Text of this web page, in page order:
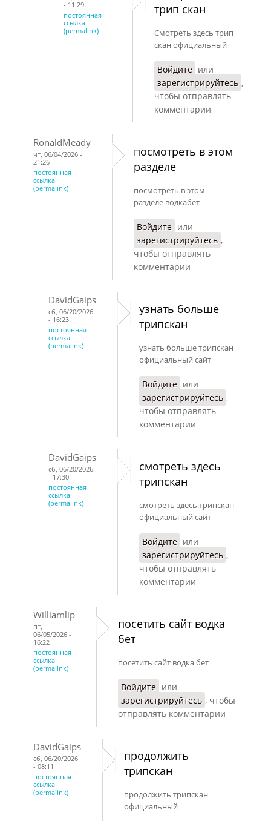
- 11:29
постоянная
ссылка
(permalink)
трип скан
Смотреть здесь трип
скан официальный
Войдите или
зарегистрируйтесь ,
чтобы отправлять
комментарии
RonaldMeady
чт, 06/04/2026 -
21:26
постоянная
ссылка
(permalink)
посмотреть в этом
разделе
посмотреть в этом
разделе водкабет
Войдите или
зарегистрируйтесь ,
чтобы отправлять
комментарии
DavidGaips
сб, 06/20/2026
- 16:23
постоянная
ссылка
(permalink)
узнать больше
трипскан
узнать больше трипскан
официальный сайт
Войдите или
зарегистрируйтесь ,
чтобы отправлять
комментарии
DavidGaips
сб, 06/20/2026
- 17:30
постоянная
ссылка
(permalink)
смотреть здесь
трипскан
смотреть здесь трипскан
официальный сайт
Войдите или
зарегистрируйтесь ,
чтобы отправлять
комментарии
Williamlip
пт,
06/05/2026 -
16:22
постоянная
ссылка
(permalink)
посетить сайт водка
бет
посетить сайт водка бет
Войдите или
зарегистрируйтесь , чтобы
отправлять комментарии
DavidGaips
сб, 06/20/2026
- 08:11
постоянная
ссылка
(permalink)
продолжить
трипскан
продолжить трипскан
официальный